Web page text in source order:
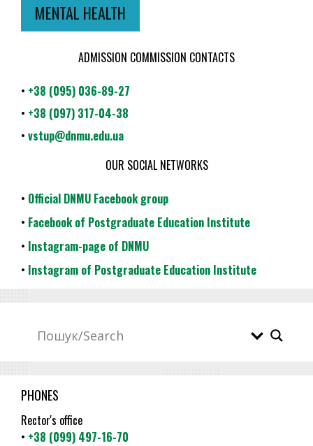
MENTAL HEALTH
ADMISSION COMMISSION CONTACTS
• +38 (095) 036-89-27
• +38 (097) 317-04-38
• vstup@dnmu.edu.ua
OUR SOCIAL NETWORKS
• Official DNMU Facebook group
• Facebook of Postgraduate Education Institute
• Instagram-page of DNMU
• Instagram of Postgraduate Education Institute
PHONES
Rector's office
• +38 (099) 497-16-70